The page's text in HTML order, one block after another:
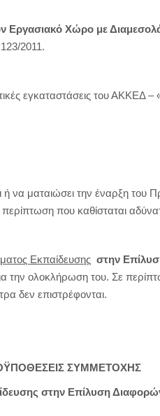
Eργασιακό Χώρο με
2011.
εγκαταστάσεις του
ματαιώσει την έναρξη του
περίπτωση που καθίσταται
Εκπαίδευσης στην
την ολοκλήρωση του. Σε
δεν επιστρέφονται.
ΣΥΜΜΕΤΟΧΗΣ
στην Επίλυση